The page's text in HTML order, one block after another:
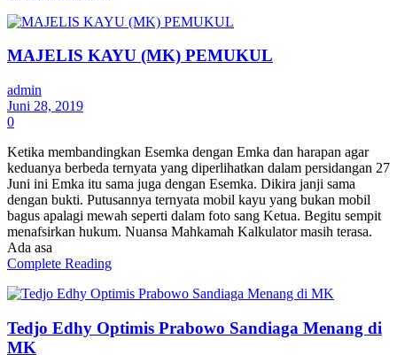
MAJELIS KAYU (MK) PEMUKUL
admin
Juni 28, 2019
0
Ketika membandingkan Esemka dengan Emka dan harapan agar
keduanya berbeda ternyata yang diperlihatkan dalam persidangan 27
Juni ini Emka itu sama juga dengan Esemka. Dikira janji sama
dengan bukti. Putusannya ternyata mobil kayu yang bukan mobil
bagus apalagi mewah seperti dalam foto sang Ketua. Begitu sempit
menafsirkan hukum. Nuansa Mahkamah Kalkulator masih terasa.
Ada asa
Complete Reading
Tedjo Edhy Optimis Prabowo Sandiaga Menang di
MK